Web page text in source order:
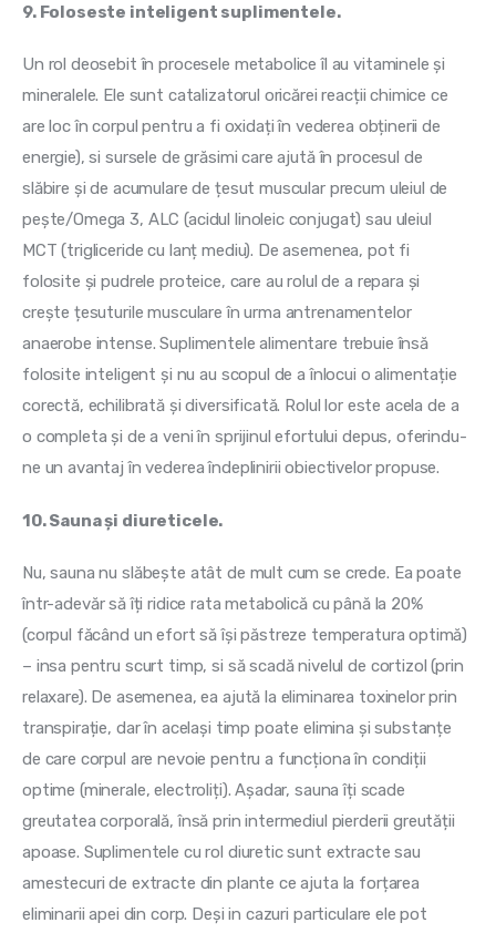
9. Foloseste inteligent suplimentele.
Un rol deosebit în procesele metabolice îl au vitaminele și
mineralele. Ele sunt catalizatorul oricărei reacții chimice ce
are loc în corpul pentru a fi oxidați în vederea obținerii de
energie), si sursele de grăsimi care ajută în procesul de
slăbire și de acumulare de țesut muscular precum uleiul de
pește/Omega 3, ALC (acidul linoleic conjugat) sau uleiul
MCT (trigliceride cu lanț mediu). De asemenea, pot fi
folosite și pudrele proteice, care au rolul de a repara și
crește țesuturile musculare în urma antrenamentelor
anaerobe intense. Suplimentele alimentare trebuie însă
folosite inteligent și nu au scopul de a înlocui o alimentație
corectă, echilibrată și diversificată. Rolul lor este acela de a
o completa și de a veni în sprijinul efortului depus, oferindu-
ne un avantaj în vederea îndeplinirii obiectivelor propuse.
10. Sauna și diureticele.
Nu, sauna nu slăbește atât de mult cum se crede. Ea poate
într-adevăr să îți ridice rata metabolică cu până la 20%
(corpul făcând un efort să își păstreze temperatura optimă)
– insa pentru scurt timp, si să scadă nivelul de cortizol (prin
relaxare). De asemenea, ea ajută la eliminarea toxinelor prin
transpirație, dar în același timp poate elimina și substanțe
de care corpul are nevoie pentru a funcționa în condiții
optime (minerale, electroliți). Așadar, sauna îți scade
greutatea corporală, însă prin intermediul pierderii greutății
apoase. Suplimentele cu rol diuretic sunt extracte sau
amestecuri de extracte din plante ce ajuta la forțarea
eliminarii apei din corp. Deși in cazuri particulare ele pot